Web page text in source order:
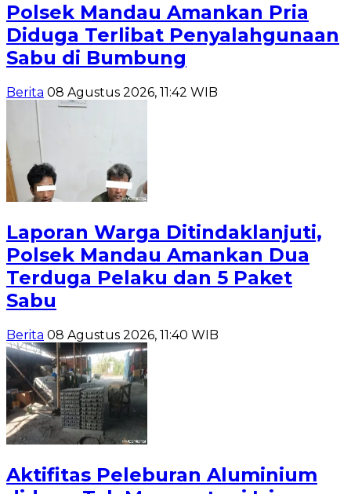
Polsek Mandau Amankan Pria
Diduga Terlibat Penyalahgunaan
Sabu di Bumbung
Berita 08 Agustus 2026, 11:42 WIB
Laporan Warga Ditindaklanjuti,
Polsek Mandau Amankan Dua
Terduga Pelaku dan 5 Paket
Sabu
Berita 08 Agustus 2026, 11:40 WIB
Aktifitas Peleburan Aluminium